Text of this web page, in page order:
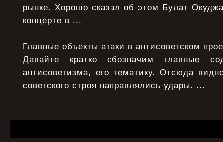
рынке. Хорошо сказал об этом Булат
концерте в ...
Главные объекты атаки в антисоветском
Давайте кратко обозначим главные
антисоветизма, его тематику. Отсюда
советского строя направлялись удары. ...